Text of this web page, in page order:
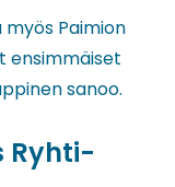
myös Paimion
ensimmäiset
sanoo.
Ryhti-